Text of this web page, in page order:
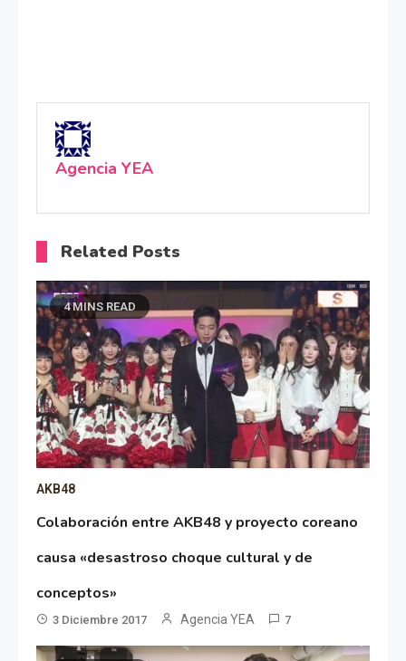
Agencia YEA
Related Posts
4 MINS READ
AKB48
Colaboración entre AKB48 y proyecto coreano
causa «desastroso choque cultural y de
conceptos»
3 Diciembre 2017 Agencia YEA 7